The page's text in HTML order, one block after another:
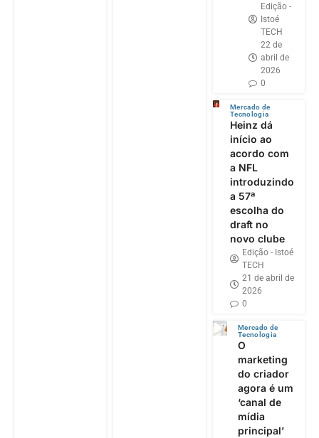
Edição -
Istoé
TECH
22 de
abril de
2026
0
Mercado de
Tecnologia
Heinz dá
início ao
acordo com
a NFL
introduzindo
a 57ª
escolha do
draft no
novo clube
Edição - Istoé
TECH
21 de abril de
2026
0
Mercado de
Tecnologia
O
marketing
do criador
agora é um
‘canal de
mídia
principal’